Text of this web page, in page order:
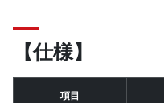
【仕様】
項目